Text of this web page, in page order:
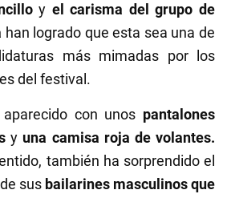
y el carisma del grupo de
han logrado que esta sea una de
más mimadas por los
del festival.
aparecido con unos pantalones
y una camisa roja de volantes.
también ha sorprendido el
sus bailarines masculinos que